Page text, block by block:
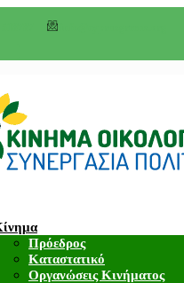
Πρόεδρος
Καταστατικό
Οργανώσεις Κινήματος